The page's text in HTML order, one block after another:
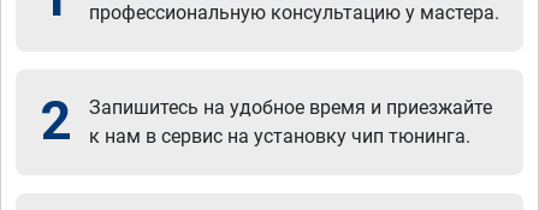
профессиональную консультацию у мастера.
2
Запишитесь на удобное время и приезжайте
к нам в сервис на установку чип тюнинга.